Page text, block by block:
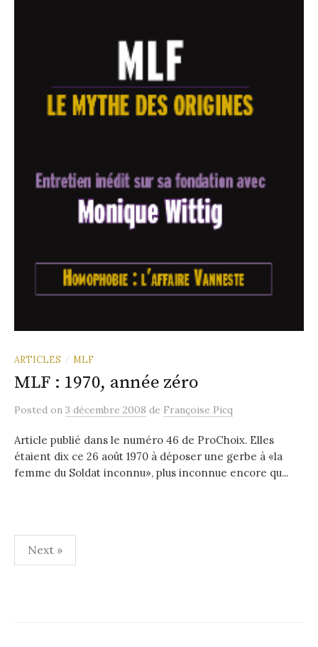
ARTICLES / MLF
MLF : 1970, année zéro
Posted on 3 décembre 2008 de Françoise Picq
Article publié dans le numéro 46 de ProChoix. Elles
étaient dix ce 26 août 1970 à déposer une gerbe à «la
femme du Soldat inconnu», plus inconnue encore qu...
Navigation
des
Next »